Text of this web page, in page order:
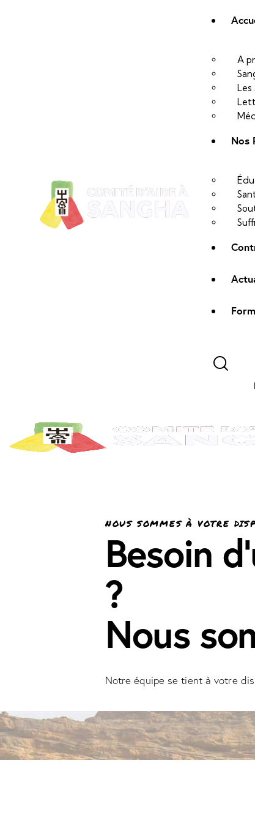
A
Nos
NOUS SOMMES À VOTRE
Besoin
?
Nous
Notre équipe se tient à votre